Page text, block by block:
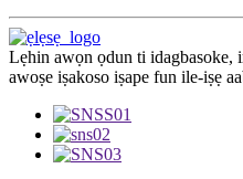
Lẹhin awọn ọdun ti
awoṣe iṣakoso iṣape fun ile-iṣẹ